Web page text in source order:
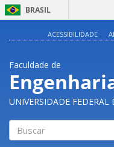
BRASIL
ACESSIBILIDADE
Faculdade de
UNIVERSIDADE